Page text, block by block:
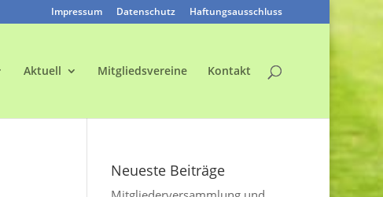
Impressum Datenschutz Haftungsausschluss
Aktuell Mitgliedsvereine Kontakt
Neueste Beiträge